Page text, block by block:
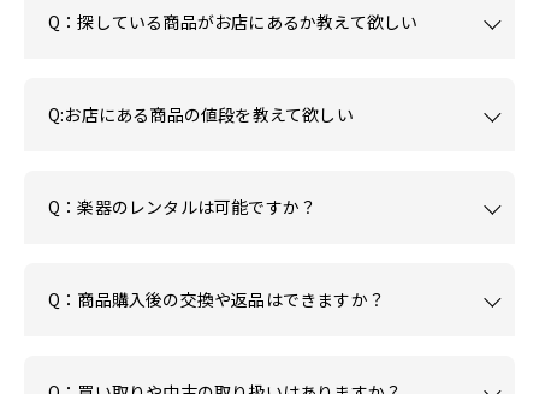
Q：探している商品がお店にあるか教えて欲しい
Q:お店にある商品の値段を教えて欲しい
Q：楽器のレンタルは可能ですか？
Q：商品購入後の交換や返品はできますか？